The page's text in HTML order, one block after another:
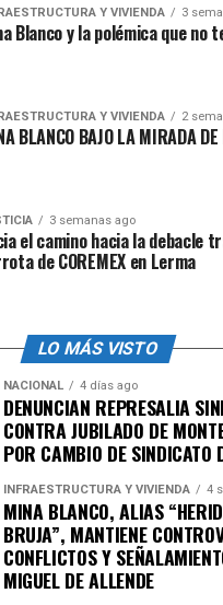
y sin precedentes en
redujo el número de
y estableció la
conducta de los miembros
en México.
Y VIVIENDA 3
Blanco y la polémica que no
Y VIVIENDA 2
BLANCO BAJO LA MIRADA DE
3 semanas ago
el camino hacia la debacle
de COREMEX en Lerma
LO MÁS VISTO
NACIONAL 4 días ago
DENUNCIAN REPRESALIA
CONTRA JUBILADO DE
POR CAMBIO DE SINDICATO
INFRAESTRUCTURA Y VIVIENDA 4
MINA BLANCO, ALIAS
BRUJA”, MANTIENE
CONFLICTOS Y
MIGUEL DE ALLENDE